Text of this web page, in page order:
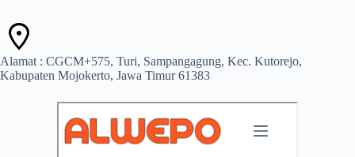
Alamat : CGCM+575, Turi, Sampangagung, Kec. Kutorejo,
Kabupaten Mojokerto, Jawa Timur 61383